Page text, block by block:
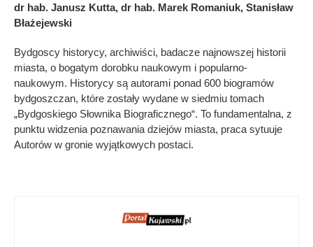
dr hab. Janusz Kutta, dr hab. Marek Romaniuk, Stanisław
Błażejewski
Bydgoscy historycy, archiwiści, badacze najnowszej historii
miasta, o bogatym dorobku naukowym i popularno-
naukowym. Historycy są autorami ponad 600 biogramów
bydgoszczan, które zostały wydane w siedmiu tomach
„Bydgoskiego Słownika Biograficznego“. To fundamentalna, z
punktu widzenia poznawania dziejów miasta, praca sytuuje
Autorów w gronie wyjątkowych postaci.